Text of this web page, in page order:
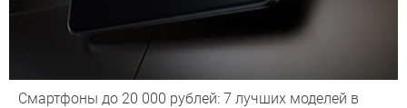
Смартфоны до 20 000 рублей: 7 лучших моделей в